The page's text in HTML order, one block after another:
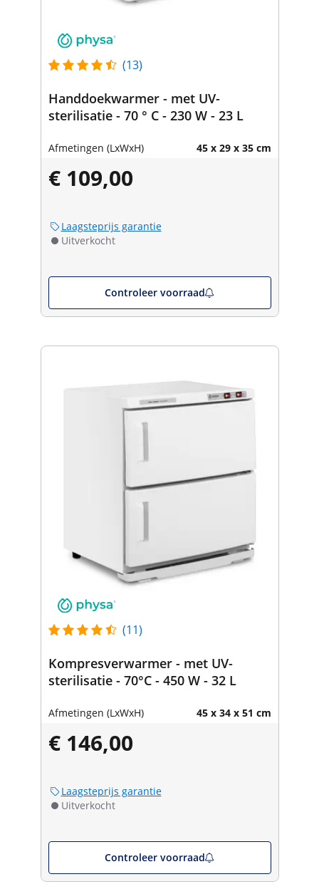
(13)
Handdoekwarmer - met UV-
sterilisatie - 70 ° C - 230 W - 23 L
Afmetingen (LxWxH) 45 x 29 x 35 cm
€ 109,00
Laagsteprijs garantie
Uitverkocht
Controleer voorraad
(11)
Kompresverwarmer - met UV-
sterilisatie - 70°C - 450 W - 32 L
Afmetingen (LxWxH) 45 x 34 x 51 cm
€ 146,00
Laagsteprijs garantie
Uitverkocht
Controleer voorraad